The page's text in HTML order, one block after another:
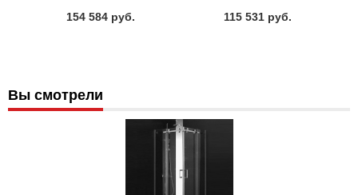
154 584 руб.
115 531 руб.
Вы смотрели